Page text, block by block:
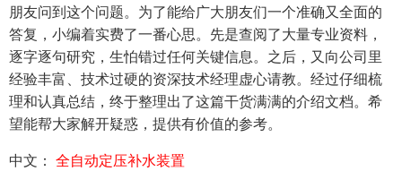
朋友问到这个问题。为了能给广大朋友们一个准确又全面的
答复，小编着实费了一番心思。先是查阅了大量专业资料，
逐字逐句研究，生怕错过任何关键信息。之后，又向公司里
经验丰富、技术过硬的资深技术经理虚心请教。经过仔细梳
理和认真总结，终于整理出了这篇干货满满的介绍文档。希
望能帮大家解开疑惑，提供有价值的参考。
中文： 全自动定压补水装置